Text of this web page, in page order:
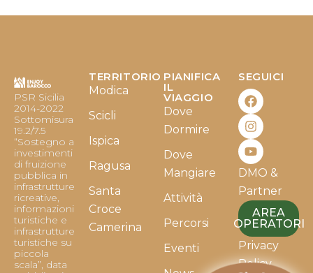
PSR Sicilia
2014-2022
Sottomisura
19.2/7.5
“Sostegno a
investimenti
di fruizione
pubblica in
infrastrutture
ricreative,
informazioni
turistiche e
infrastrutture
turistiche su
piccola
scala”, data
TERRITORIO
Modica
Scicli
Ispica
Ragusa
Santa
Croce
Camerina
PIANIFICA
IL
VIAGGIO
Dove
Dormire
Dove
Mangiare
Attività
Percorsi
Eventi
SEGUICI
F
a
c
e
b
o
o
k
I
n
s
t
a
g
r
a
m
Y
o
u
t
u
b
e
DMO &
Partner
AREA
OPERATORI
Privacy
Policy